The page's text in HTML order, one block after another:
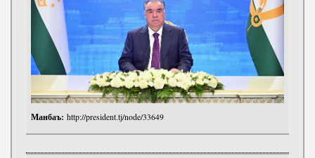
Манбаъ: http://president.tj/node/33649